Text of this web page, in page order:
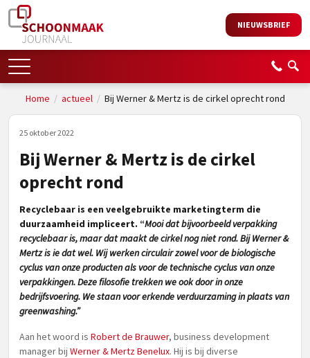
NIEUWSBRIEF
Home / actueel/ Bij Werner & Mertz is de cirkel oprecht rond
25 oktober 2022
Bij Werner & Mertz is de cirkel
oprecht rond
Recyclebaar is een veelgebruikte marketingterm die
duurzaamheid impliceert. “Mooi dat bijvoorbeeld verpakking
recyclebaar is, maar dat maakt de cirkel nog niet rond. Bij Werner &
Mertz is ie dat wel. Wij werken circulair zowel voor de biologische
cyclus van onze producten als voor de technische cyclus van onze
verpakkingen. Deze filosofie trekken we ook door in onze
bedrijfsvoering. We staan voor erkende verduurzaming in plaats van
greenwashing.”
Aan het woord is Robert de Brauwer, business development
manager bij Werner & Mertz Benelux. Hij is bij diverse